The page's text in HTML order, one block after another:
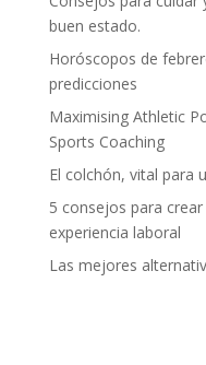
buen estado.
Horóscopos de
predicciones
Maximising Athletic
Sports Coaching
El colchón, vital para
5 consejos para
experiencia laboral
Las mejores